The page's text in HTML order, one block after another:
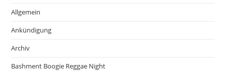
Allgemein
Ankündigung
Archiv
Bashment Boogie Reggae Night